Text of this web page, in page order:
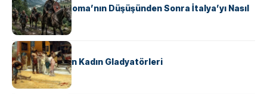
Ostrogotlar Roma’nın Düşüşünden Sonra İtalya’yı Nasıl
Ele Geçirdi?
KÜLTÜR
Antik Roma’nın Kadın Gladyatörleri